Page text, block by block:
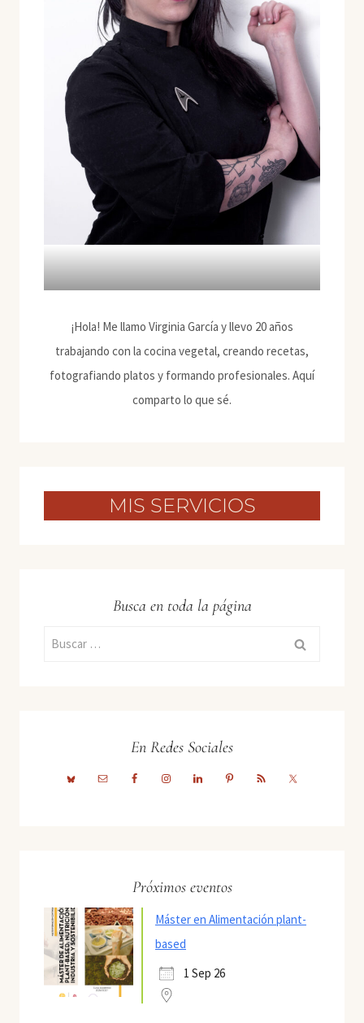
¡Hola! Me llamo Virginia García y llevo 20 años
trabajando con la cocina vegetal, creando recetas,
fotografiando platos y formando profesionales. Aquí
comparto lo que sé.
MIS SERVICIOS
Busca en toda la página
Buscar:
En Redes Sociales
Próximos eventos
Máster en Alimentación plant-
based
1 Sep 26